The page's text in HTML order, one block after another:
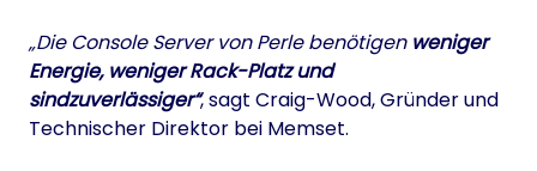
„Die Console Server von Perle benötigen weniger
Energie, weniger Rack-Platz und
sindzuverlässiger“, sagt Craig-Wood, Gründer und
Technischer Direktor bei Memset.